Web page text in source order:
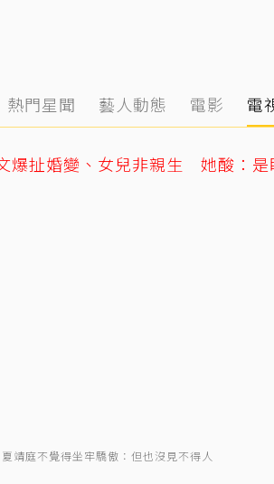
熱門星聞 藝人動態 電影 電
靖庭不覺得坐牢驕傲：但也沒見不得人